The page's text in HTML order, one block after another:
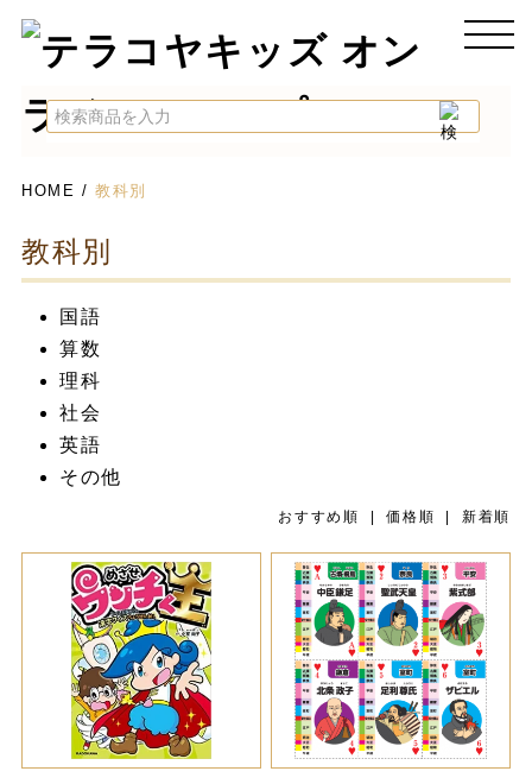
HOME /教科別
教科別
国語
算数
理科
社会
英語
その他
おすすめ順 | 価格順 |新着順